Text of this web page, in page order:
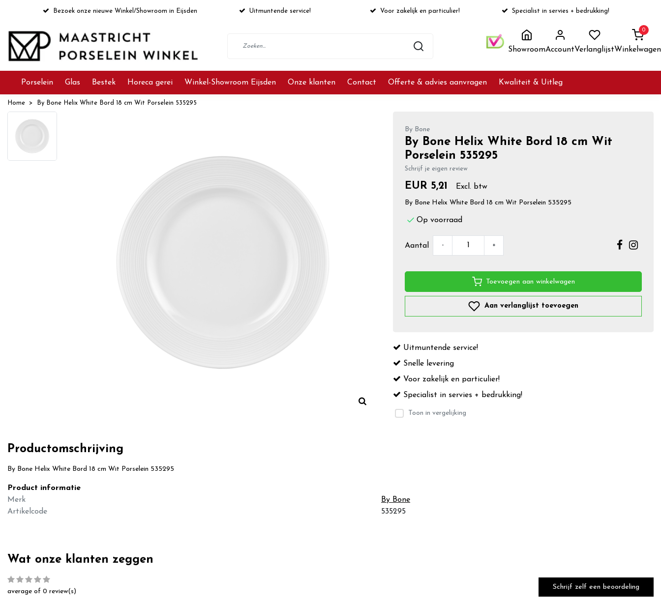
Bezoek onze nieuwe Winkel/Showroom in Eijsden Uitmuntende service! Voor zakelijk en particulier! Specialist in servies + bedrukking!
ShowroomAccountVerlanglijst
0
Winkelwagen
Porselein Glas Bestek Horeca gerei Winkel-Showroom Eijsden Onze klanten Contact Offerte & advies aanvragen Kwaliteit & Uitleg
Home By Bone Helix White Bord 18 cm Wit Porselein 535295
By Bone
By Bone Helix White Bord 18 cm Wit
Porselein 535295
Schrijf je eigen review
EUR 5,21 Excl. btw
By Bone Helix White Bord 18 cm Wit Porselein 535295
Op voorraad
Aantal - +
Toevoegen aan winkelwagen
Aan verlanglijst toevoegen
Uitmuntende service!
Snelle levering
Voor zakelijk en particulier!
Specialist in servies + bedrukking!
Toon in vergelijking
Productomschrijving
By Bone Helix White Bord 18 cm Wit Porselein 535295
Product informatie
Merk
By Bone
Artikelcode
535295
Wat onze klanten zeggen
average of 0 review(s)
Schrijf zelf een beoordeling